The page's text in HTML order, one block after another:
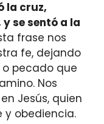
la cruz,
se sentó a la
frase nos
fe, dejando
pecado que
Nos
Jesús, quien
y obediencia.